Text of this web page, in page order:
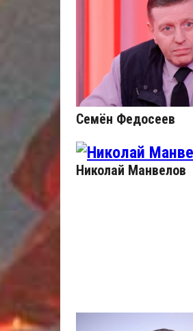
Семён Федосеев
Николай Манвелов